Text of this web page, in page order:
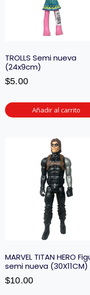
TROLLS Semi nueva
(24x9cm)
$5.00
Añadir al carrito
MARVEL TITAN HERO
semi nueva (30X11CM)
$10.00